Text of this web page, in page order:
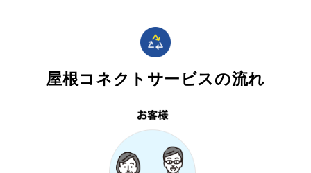
屋根コネクトサービスの流れ